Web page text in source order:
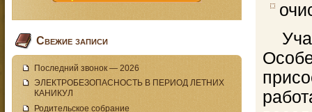
Свежие записи
Последний звонок — 2026
ЭЛЕКТРОБЕЗОПАСНОСТЬ В ПЕРИОД ЛЕТНИХ
КАНИКУЛ
Родительское собрание